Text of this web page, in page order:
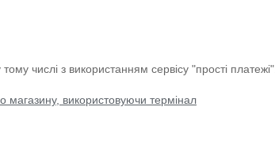
числі з використанням сервісу "прості платежі".
магазину, використовуючи термінал